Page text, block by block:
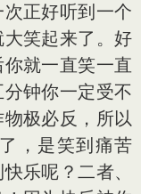
正好听到一个
笑起来了。好
就一直笑一直
钟你一定受不
极必反，所以
，是笑到痛苦
乐呢？二者、